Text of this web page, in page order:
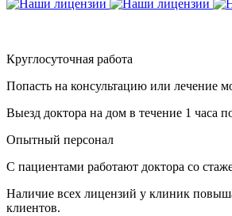
Круглосуточная работа
Попасть на консультацию или лечение
Выезд доктора на дом в течение 1 часа
Опытный персонал
С пациентами работают доктора со
Наличие всех лицензий у клиник
клиентов.